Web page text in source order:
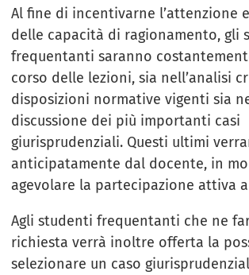
Al fine di incentivarne l’attenzione
delle capacità di ragionamento, gli
frequentanti saranno
corso delle lezioni, sia nell’analisi
disposizioni normative vigenti sia
discussione dei più importanti casi
giurisprudenziali. Questi ultimi
anticipatamente dal docente, in
agevolare la partecipazione attiva
Agli studenti frequentanti che ne
richiesta verrà inoltre offerta la
selezionare un caso